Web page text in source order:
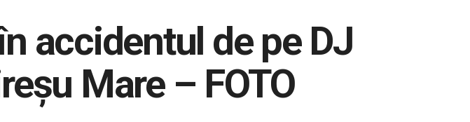
accidentul de pe DJ
Mare – FOTO